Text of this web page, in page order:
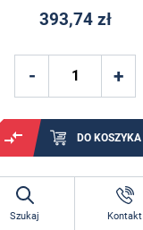
393,74 zł
DO KOSZYKA
Szukaj Kontakt